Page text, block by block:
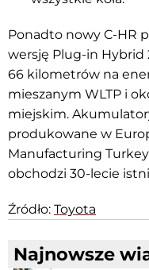
Ponadto nowy C-HR
wersję Plug-in Hybrid
66 kilometrów na
mieszanym WLTP i
miejskim.
produkowane w
Manufacturing
obchodzi 30-lecie
Źródło: Toyota
Facebook
Najnowsze